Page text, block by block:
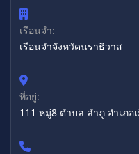
เรือนจำ:
เรือนจำจังหวัดนราธิวาส
ที่อยู่:
111 หมู่8 ตำบล ลำภู อำเภอ